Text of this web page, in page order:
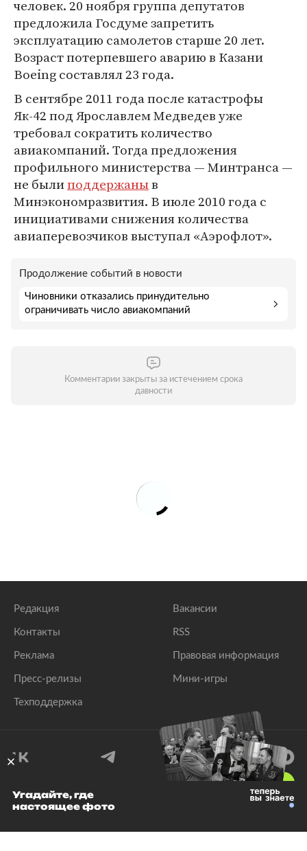
человек. 20 ноября группа депутатов
предложила Госдуме запретить
эксплуатацию самолетов старше 20 лет.
Возраст потерпевшего аварию в Казани
Boeing составлял 23 года.
В сентябре 2011 года после катастрофы
Як-42 под Ярославлем Медведев уже
требовал сократить количество
авиакомпаний. Тогда предложения
профильного министерства — Минтранса —
не былиподдержаныв
Минэкономразвития. В июле 2010 года с
инициативами снижения количества
авиаперевозчиков выступал «Аэрофлот».
Продолжение событий в новости
Чиновники отказались принудительно
ограничивать число авиакомпаний
Комментарии закрыты за истечением срока
давности
Редакция
Контакты
Реклама
Пресс-релизы
Техподдержка
Вакансии
RSS
Правовая информация
Мини-игры
© 1999–2026 Все права защищены.
Угадайте, где
настоящее фото